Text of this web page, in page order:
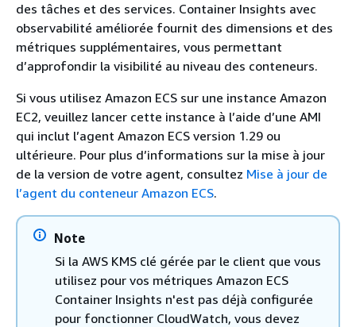
des tâches et des services. Container Insights avec
observabilité améliorée fournit des dimensions et des
métriques supplémentaires, vous permettant
d’approfondir la visibilité au niveau des conteneurs.
Si vous utilisez Amazon ECS sur une instance Amazon
EC2, veuillez lancer cette instance à l’aide d’une AMI
qui inclut l’agent Amazon ECS version 1.29 ou
ultérieure. Pour plus d’informations sur la mise à jour
de la version de votre agent, consultez Mise à jour de
l’agent du conteneur Amazon ECS.
Note
Si la AWS KMS clé gérée par le client que vous
utilisez pour vos métriques Amazon ECS
Container Insights n'est pas déjà configurée
pour fonctionner CloudWatch, vous devez